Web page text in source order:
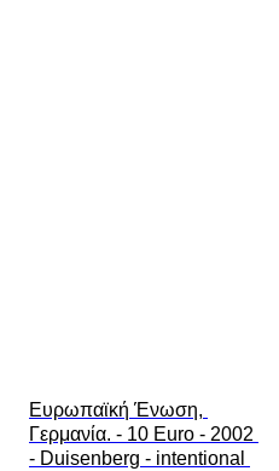
Ευρωπαϊκή Ένωση,
Γερμανία. - 10 Euro - 2002
- Duisenberg - intentional